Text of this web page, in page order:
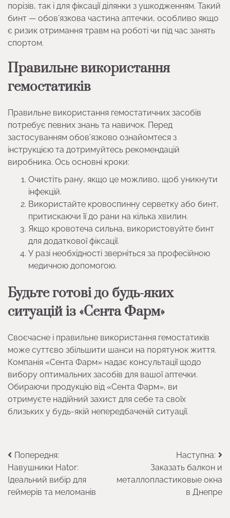
порізів, так і для фіксації ділянки з ушкодженням. Такий
бинт — обов’язкова частина аптечки, особливо якщо
є ризик отримання травм на роботі чи під час занять
спортом.
Правильне використання
гемостатиків
Правильне використання гемостатичних засобів
потребує певних знань та навичок. Перед
застосуванням обов’язково ознайомтеся з
інструкцією та дотримуйтесь рекомендацій
виробника. Ось основні кроки:
Очистіть рану, якщо це можливо, щоб уникнути
інфекцій.
Використайте кровоспинну серветку або бинт,
притискаючи її до рани на кілька хвилин.
Якщо кровотеча сильна, використовуйте бинт
для додаткової фіксації.
У разі необхідності зверніться за професійною
медичною допомогою.
Будьте готові до будь-яких
ситуацій із «Сента Фарм»
Своєчасне і правильне використання гемостатиків
може суттєво збільшити шанси на порятунок життя.
Компанія «Сента Фарм» надає консультації щодо
вибору оптимальних засобів для вашої аптечки.
Обираючи продукцію від «Сента Фарм», ви
отримуєте надійний захист для себе та своїх
близьких у будь-якій непередбаченій ситуації.
Навігація
записів
Попередня:
Навушники Hator:
Ідеальний вибір для
геймерів та меломанів
Наступна:
Заказать балкон и
металлопластиковые окна
в Днепре